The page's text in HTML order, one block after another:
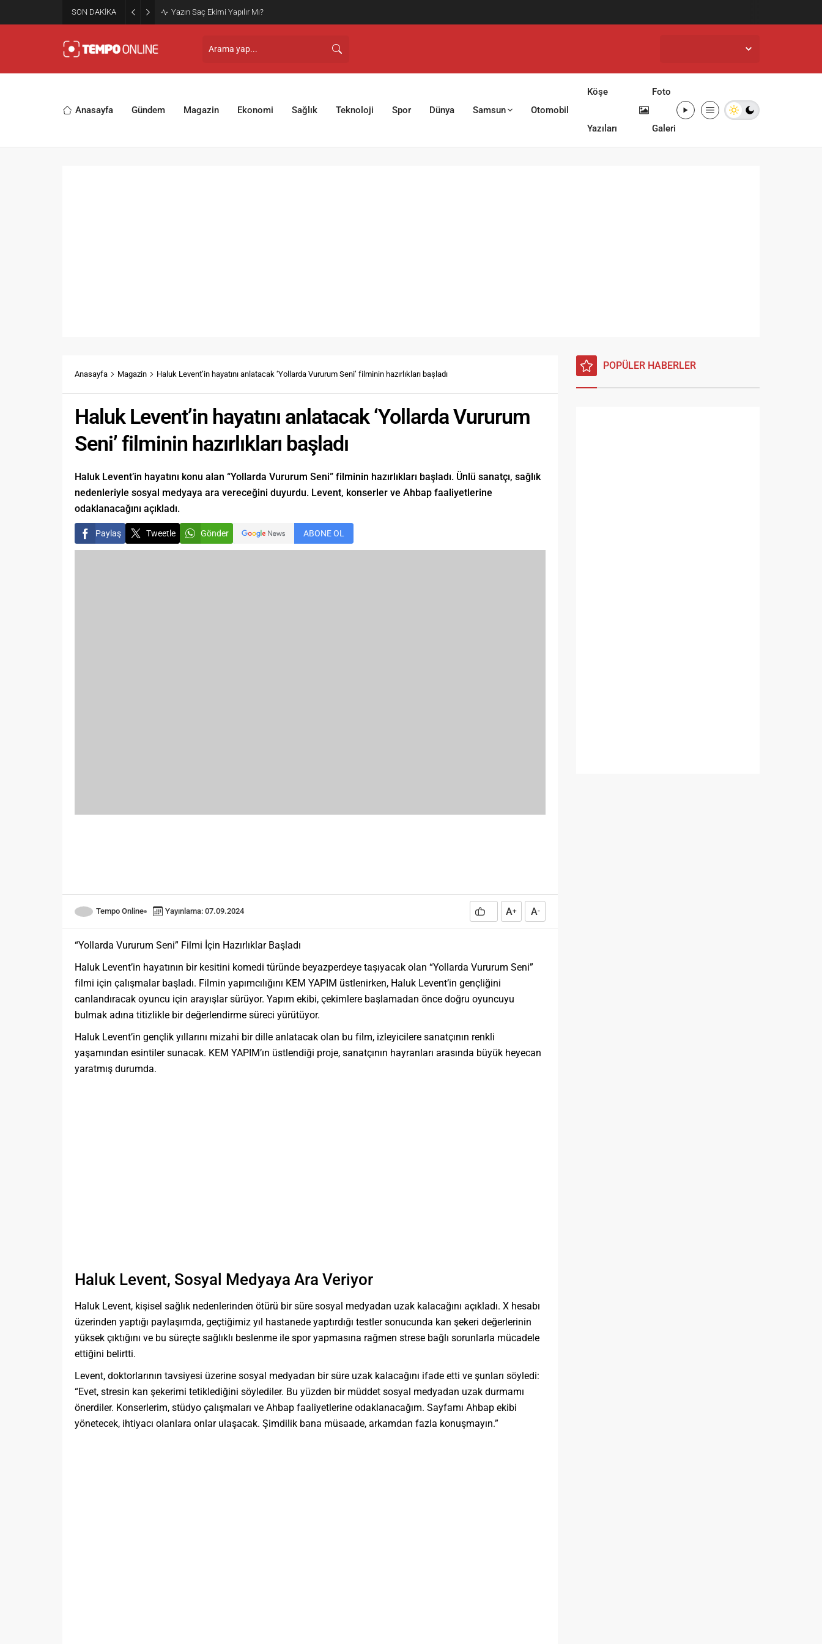
SON DAKİKA Yazın Saç Ekimi Yapılır Mı?
Anasayfa Gündem Magazin Ekonomi Sağlık Teknoloji Spor Dünya Samsun Otomobil
Köşe
Yazıları
Foto
Galeri
Anasayfa Magazin Haluk Levent’in hayatını anlatacak ‘Yollarda Vururum Seni’ filminin hazırlıkları başladı
Haluk Levent’in hayatını anlatacak ‘Yollarda Vururum
Seni’ filminin hazırlıkları başladı
Haluk Levent’in hayatını konu alan “Yollarda Vururum Seni” filminin hazırlıkları başladı. Ünlü sanatçı, sağlık
nedenleriyle sosyal medyaya ara vereceğini duyurdu. Levent, konserler ve Ahbap faaliyetlerine
odaklanacağını açıkladı.
Paylaş Tweetle Gönder ABONE OL
Tempo Online Yayınlama: 07.09.2024 A+ A-
“Yollarda Vururum Seni” Filmi İçin Hazırlıklar Başladı
Haluk Levent’in hayatının bir kesitini komedi türünde beyazperdeye taşıyacak olan “Yollarda Vururum Seni”
filmi için çalışmalar başladı. Filmin yapımcılığını KEM YAPIM üstlenirken, Haluk Levent’in gençliğini
canlandıracak oyuncu için arayışlar sürüyor. Yapım ekibi, çekimlere başlamadan önce doğru oyuncuyu
bulmak adına titizlikle bir değerlendirme süreci yürütüyor.
Haluk Levent’in gençlik yıllarını mizahi bir dille anlatacak olan bu film, izleyicilere sanatçının renkli
yaşamından esintiler sunacak. KEM YAPIM’ın üstlendiği proje, sanatçının hayranları arasında büyük heyecan
yaratmış durumda.
Haluk Levent, Sosyal Medyaya Ara Veriyor
Haluk Levent, kişisel sağlık nedenlerinden ötürü bir süre sosyal medyadan uzak kalacağını açıkladı. X hesabı
üzerinden yaptığı paylaşımda, geçtiğimiz yıl hastanede yaptırdığı testler sonucunda kan şekeri değerlerinin
yüksek çıktığını ve bu süreçte sağlıklı beslenme ile spor yapmasına rağmen strese bağlı sorunlarla mücadele
ettiğini belirtti.
Levent, doktorlarının tavsiyesi üzerine sosyal medyadan bir süre uzak kalacağını ifade etti ve şunları söyledi:
“Evet, stresin kan şekerimi tetiklediğini söylediler. Bu yüzden bir müddet sosyal medyadan uzak durmamı
önerdiler. Konserlerim, stüdyo çalışmaları ve Ahbap faaliyetlerine odaklanacağım. Sayfamı Ahbap ekibi
yönetecek, ihtiyacı olanlara onlar ulaşacak. Şimdilik bana müsaade, arkamdan fazla konuşmayın.”
POPÜLER HABERLER